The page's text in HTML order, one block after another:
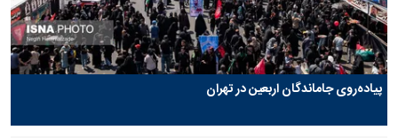
پیاده‌روی جاماندگان اربعین در تهران